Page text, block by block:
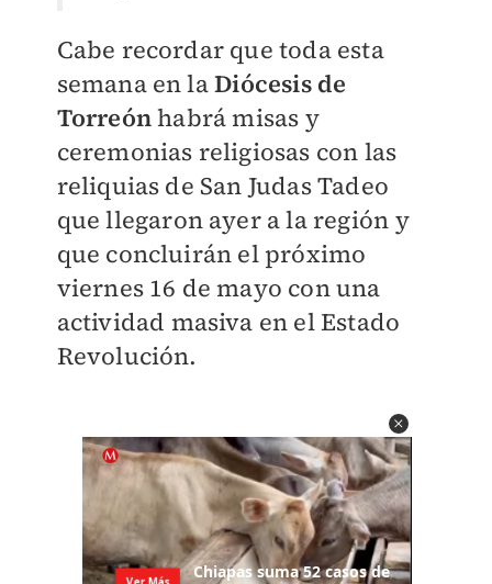
Cabe recordar que toda esta
semana en laDiócesis de
Torreónhabrá misas y
ceremonias religiosas con las
reliquias de San Judas Tadeo
que llegaron ayer a la región y
que concluirán el próximo
viernes 16 de mayo con una
actividad masiva en el Estado
Revolución.